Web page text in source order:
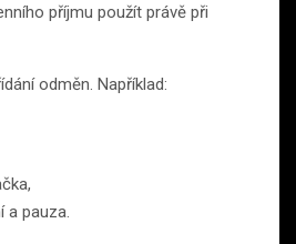
příjmu použít právě při
odměn. Například:
a pauza.